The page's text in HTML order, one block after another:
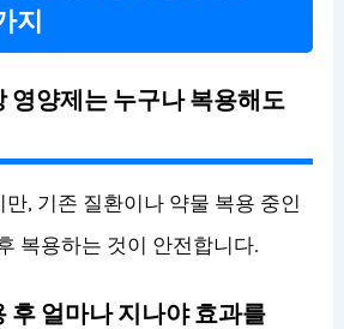
지
영양제는 누구나 복용해도
, 기존 질환이나 약물 복용 중인
복용하는 것이 안전합니다.
후 얼마나 지나야 효과를